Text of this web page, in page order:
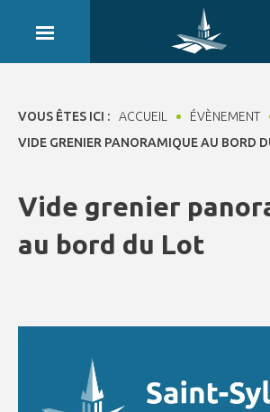
VOUS ÊTES ICI : ACCUEIL
ÉVÈNEMENT
VIDE GRENIER PANORAMIQUE AU BORD
Vide grenier
au bord du Lot
Panneau de gestion des cookies